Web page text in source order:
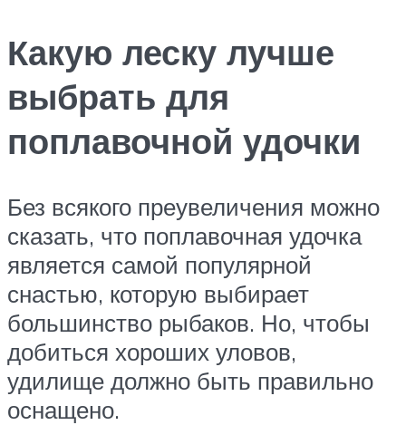
Какую леску лучше
выбрать для
поплавочной удочки
Без всякого преувеличения можно
сказать, что поплавочная удочка
является самой популярной
снастью, которую выбирает
большинство рыбаков. Но, чтобы
добиться хороших уловов,
удилище должно быть правильно
оснащено.